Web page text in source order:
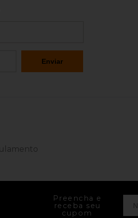
Enviar
Preencha e
receba seu
cupom